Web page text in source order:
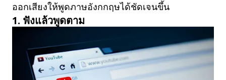
ออกเสียงให้พูดภาษอังกกฤษได้ชัดเจนขึ้น
1. ฟังแล้วพูดตาม